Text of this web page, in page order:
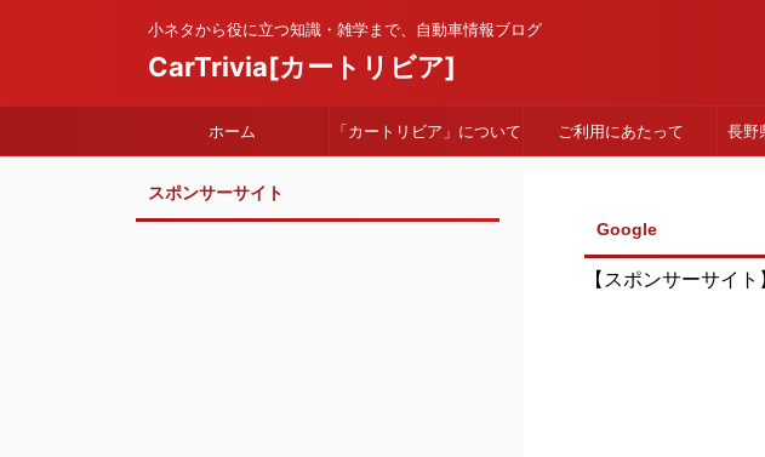
小ネタから役に立つ知識・雑学まで、自動車情報ブログ
CarTrivia[カートリビア]
ホーム 「カートリビア」について ご利用にあたって 長野
Google
【スポンサーサイト】
スポンサーサイト